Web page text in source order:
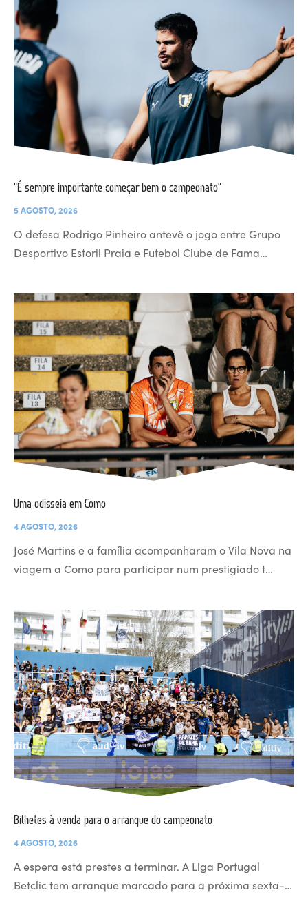
“É sempre importante começar bem o campeonato”
5 AGOSTO, 2026
O defesa Rodrigo Pinheiro antevê o jogo entre Grupo
Desportivo Estoril Praia e Futebol Clube de Fama…
Uma odisseia em Como
4 AGOSTO, 2026
José Martins e a família acompanharam o Vila Nova na
viagem a Como para participar num prestigiado t…
Bilhetes à venda para o arranque do campeonato
4 AGOSTO, 2026
A espera está prestes a terminar. A Liga Portugal
Betclic tem arranque marcado para a próxima sexta-…